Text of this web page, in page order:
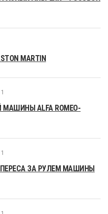
MARTIN
ALFA ROMEO-
ЗА РУЛЕМ МАШИНЫ